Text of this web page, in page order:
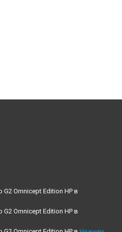
G2 Omnicept Edition HP в
G2 Omnicept Edition HP в